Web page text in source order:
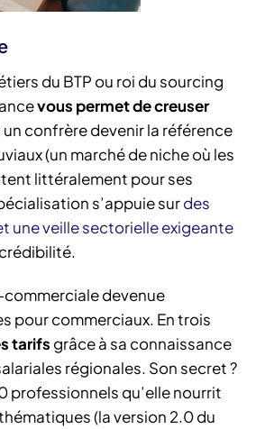
du BTP ou roi du sourcing
vous permet de creuser
un confrère devenir la référence
(un marché de niche où les
littéralement pour ses
s’appuie surdes
une veille sectorielle exigeante
commerciale devenue
pour commerciaux. En trois
tarifs grâce à sa connaissance
régionales. Son secret ?
professionnels qu’elle nourrit
(la version 2.0 du